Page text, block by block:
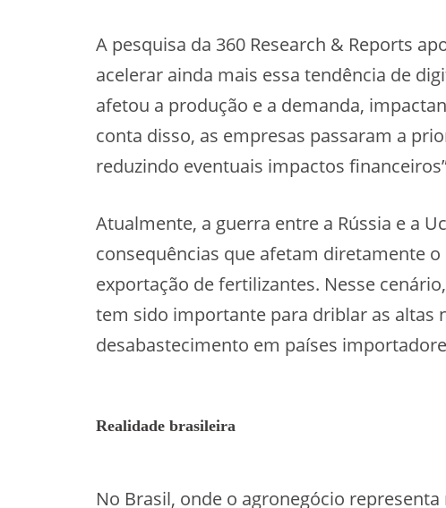
A pesquisa da 360 Research & Reports
acelerar ainda mais essa tendência de
afetou a produção e a demanda,
conta disso, as empresas passaram a
reduzindo eventuais impactos
Atualmente, a guerra entre a Rússia e a
consequências que afetam diretamente
exportação de fertilizantes. Nesse
tem sido importante para driblar as altas
desabastecimento em países
Realidade brasileira
No Brasil, onde o agronegócio